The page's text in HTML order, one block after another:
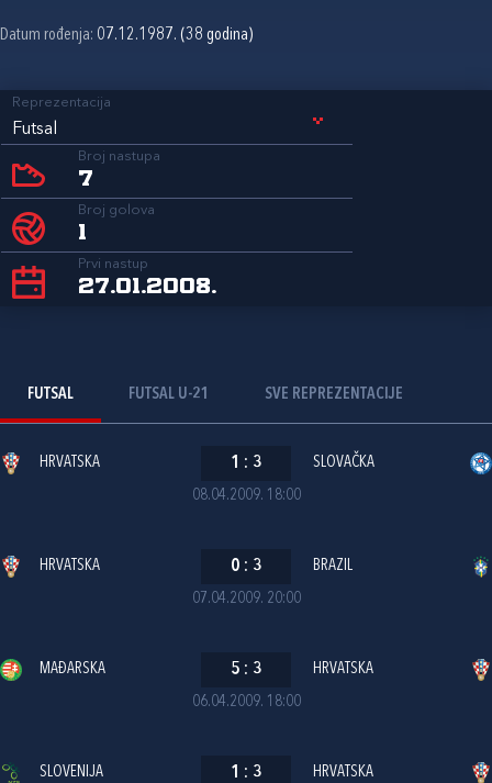
Datum rođenja: 07.12.1987. (38 godina)
Reprezentacija
Futsal
Broj nastupa
7
Broj golova
1
Prvi nastup
27.01.2008.
FUTSAL FUTSAL U-21 SVE REPREZENTACIJE
08.04.2009. 18:00
HRVATSKA 1 : 3 SLOVAČKA
07.04.2009. 20:00
HRVATSKA 0 : 3 BRAZIL
06.04.2009. 18:00
MAĐARSKA 5 : 3 HRVATSKA
SLOVENIJA 1 : 3 HRVATSKA